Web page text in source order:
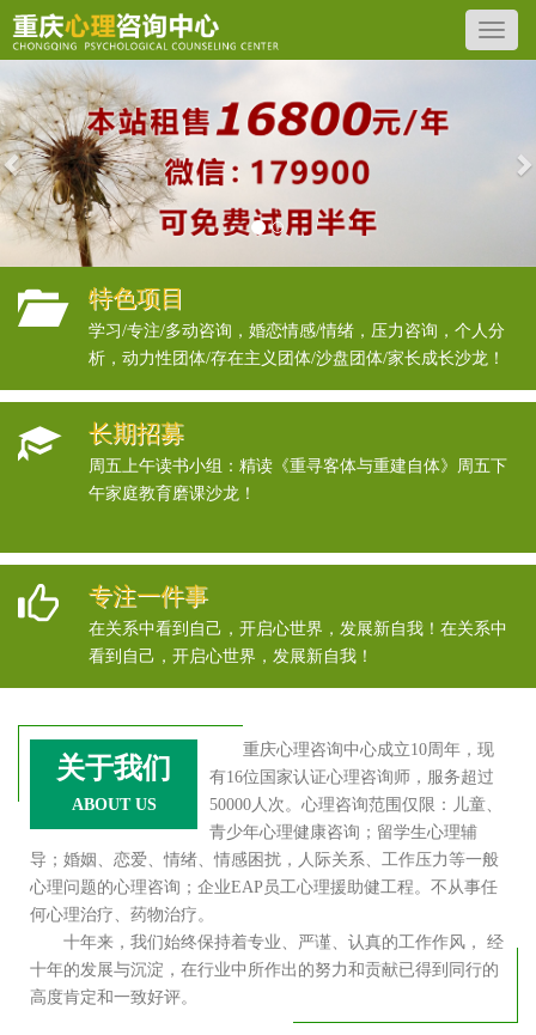
Previous
特色项目
学习/专注/多动咨询，婚恋情感/情绪，压力咨询，个人分
析，动力性团体/存在主义团体/沙盘团体/家长成长沙龙！
长期招募
周五上午读书小组：精读《重寻客体与重建自体》周五下
午家庭教育磨课沙龙！
专注一件事
在关系中看到自己，开启心世界，发展新自我！在关系中
看到自己，开启心世界，发展新自我！
关于我们
ABOUT US
重庆心理咨询中心成立10周年，现
有16位国家认证心理咨询师，服务超过
50000人次。心理咨询范围仅限：儿童、
青少年心理健康咨询；留学生心理辅
导；婚姻、恋爱、情绪、情感困扰，人际关系、工作压力等一般
心理问题的心理咨询；企业EAP员工心理援助健工程。不从事任
何心理治疗、药物治疗。
十年来，我们始终保持着专业、严谨、认真的工作作风， 经
十年的发展与沉淀，在行业中所作出的努力和贡献已得到同行的
高度肯定和一致好评。